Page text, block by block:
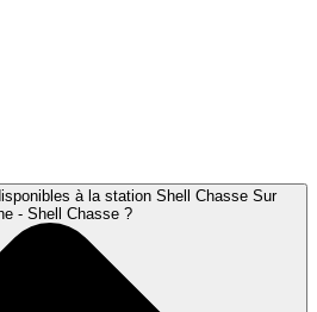
à la station Shell Chasse Sur
- Shell Chasse ?